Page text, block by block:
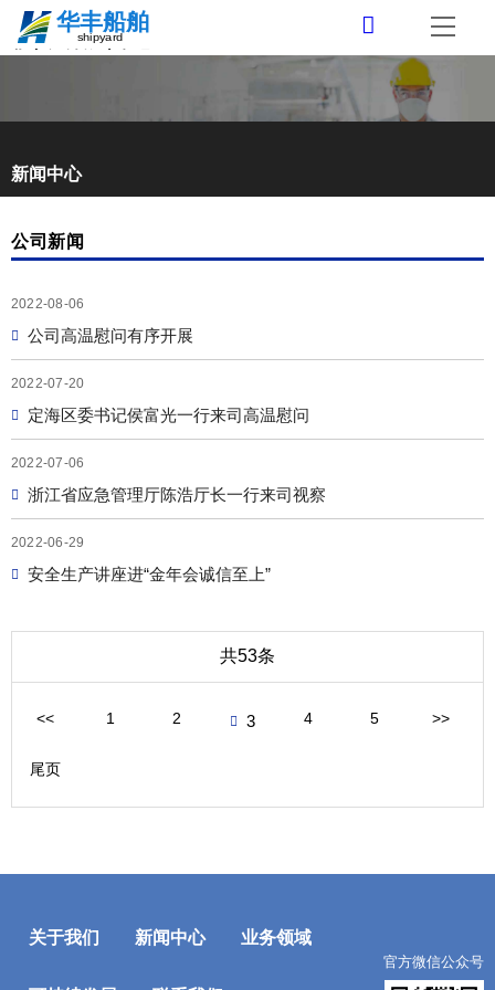
首页
关于我们
发展历程
董事长致辞
公司新闻
公司视频
船舶修理与改装
专业船舶配套
合作伙伴
可持续发展
企业文化
管理体系
安全生产
社会责任
联系我们
商务联系
人才招聘
下载专区
VR全景
TOP
新闻中心
公司新闻
2022-08-06
公司高温慰问有序开展
2022-07-20
定海区委书记侯富光一行来司高温慰问
2022-07-06
浙江省应急管理厅陈浩厅长一行来司视察
2022-06-29
安全生产讲座进“金年会诚信至上”
共53条
<< 1 2 3 4 5 >>
尾页
关于我们 新闻中心 业务领域
官方微信公众号